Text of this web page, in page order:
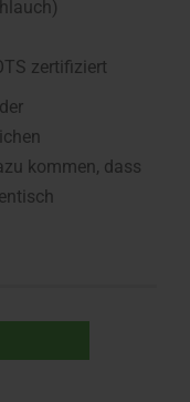
zertifiziert
kommen, dass